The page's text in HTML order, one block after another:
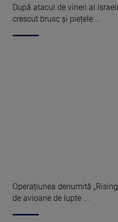
După atacul de vineri al
crescut brusc și piețele ...
Operațiunea denumită
de avioane de lupte ...